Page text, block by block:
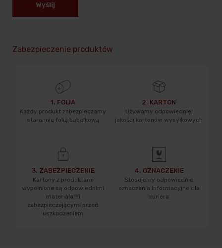
Wyślij
Zabezpieczenie produktów
1. FOLIA
Każdy produkt zabezpieczamy
starannie folią bąbelkową
2. KARTON
Używamy odpowiedniej
jakości kartonów wysyłkowych
3. ZABEZPIECZENIE
Kartony z produktami
wypełnione są odpowiednimi
materiałami
zabezpieczającymi przed
uszkodzeniem
4. OZNACZENIE
Stosujemy odpowiednie
oznaczenia informacyjne dla
kuriera